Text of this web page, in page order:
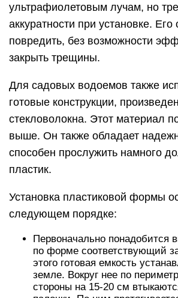
ультрафиолетовым лучам, но
аккуратности при установке. Его
повредить, без возможности
закрыть трещины.
Для садовых водоемов также
готовые конструкции,
стекловолокна. Этот материал
выше. Он также обладает
способен прослужить намного
пластик.
Установка пластиковой формы
следующем порядке:
Первоначально понадобится
по форме соответствующий
этого готовая емкость
земле. Вокруг нее по
стороны на 15-20 см